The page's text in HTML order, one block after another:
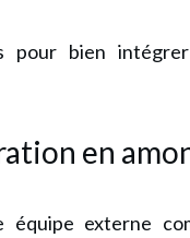
pour bien
en
équipe externe